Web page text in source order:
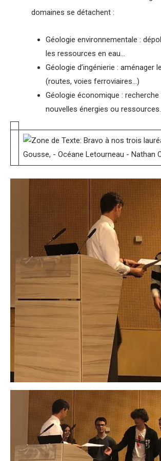
domaines se détachent :
Géologie environnementale :
les ressources en eau…
Géologie d’ingénierie : aménager
(routes, voies ferroviaires…)
Géologie économique : recherche
nouvelles énergies ou